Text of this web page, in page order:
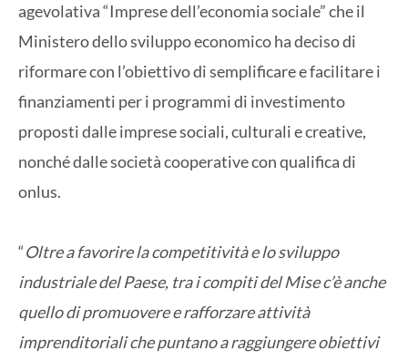
agevolativa “Imprese dell’economia sociale” che il
Ministero dello sviluppo economico ha deciso di
riformare con l’obiettivo di semplificare e facilitare i
finanziamenti per i programmi di investimento
proposti dalle imprese sociali, culturali e creative,
nonché dalle società cooperative con qualifica di
onlus.
“Oltre a favorire la competitività e lo sviluppo
industriale del Paese, tra i compiti del Mise c’è anche
quello di promuovere e rafforzare attività
imprenditoriali che puntano a raggiungere obiettivi